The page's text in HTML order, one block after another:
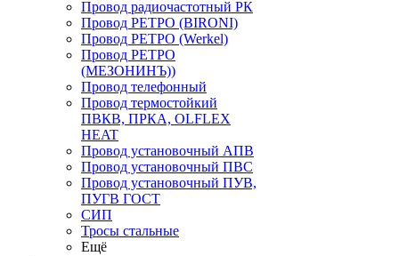
Провод радиочастотный РК
Провод РЕТРО (BIRONI)
Провод РЕТРО (Werkel)
Провод РЕТРО
(МЕЗОНИНЪ))
Провод телефонный
Провод термостойкий
ПВКВ, ПРКА, OLFLEX
HEAT
Провод установочный АПВ
Провод установочный ПВС
Провод установочный ПУВ,
ПУГВ ГОСТ
СИП
Тросы стальные
Ещё